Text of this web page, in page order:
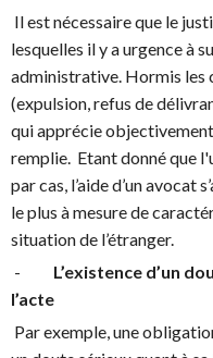
Il est nécessaire que le
lesquelles il y a urgence à
administrative. Hormis les
(expulsion, refus de
qui apprécie
remplie. Etant donné que
par cas, l’aide d’un avocat
le plus à mesure de
situation de l’étranger.
- L’existence d’un
l’acte
Par exemple, une